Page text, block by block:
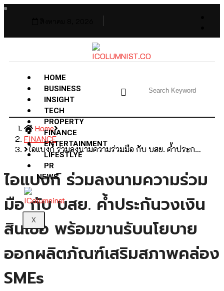
HOME
BUSINESS
INSIGHT
TECH
PROPERTY
FINANCE
ENTERTAINMENT
LIFESTLYE
PR
NEWS
X
Home
FINANCE
ไอแบงก์ ร่วมลงนามความร่วมมือ กับ บสย. ค้ำประก…
ไอแบงก์ ร่วมลงนามความร่วม
มือ กับ บสย. ค้ำประกันวงเงิน
สินเชื่อ พร้อมขานรับนโยบาย
ออกผลิตภัณฑ์เสริมสภาพคล่อง
SMEs